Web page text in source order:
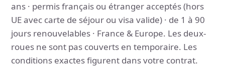
ans · permis français ou étranger acceptés (hors
UE avec carte de séjour ou visa valide) · de 1 à 90
jours renouvelables · France & Europe. Les deux-
roues ne sont pas couverts en temporaire. Les
conditions exactes figurent dans votre contrat.